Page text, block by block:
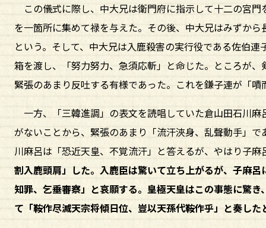
この儀式に際し、中大兄は衛門府に指示して十二の宮
を一箇所に集めて禄を与えた。その後、中大兄はみずか
という。そして、中大兄は入鹿殺害の実行役である佐伯
箱を渡し、「努力努力、急須応斬」と命じた。ところが
緊張のあまり反吐する有様であった。これを鎌子連が「
一方、「三韓進調」の表文を読唱していた倉山田石川
がないことから、緊張のあまり「流汗浹身、乱聲動手」
川麻呂は「恐近天皇、不覚流汗」と答えるが、やはり子麻
割入鹿頭肩」した。入鹿臣は驚いて立ち上がるが、子麻
知罪、乞垂審察」と哀願する。皇極天皇はこの事態に驚
て「鞍作尽滅天宗将傾日位、豈以天孫代鞍作乎」と奏した